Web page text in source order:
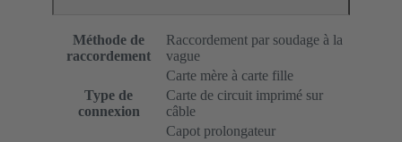
Méthode de
raccordement
Raccordement par soudage à la
vague
Type de
connexion
Carte mère à carte fille
Carte de circuit imprimé sur
câble
Capot prolongateur